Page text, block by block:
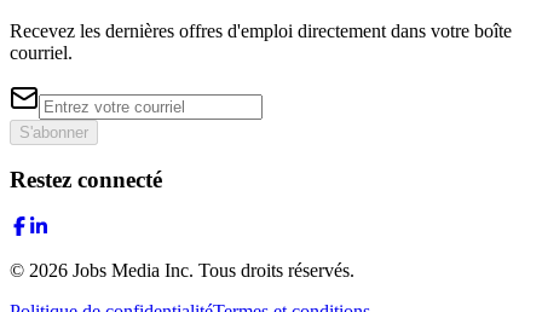
Recevez les dernières offres d'emploi directement dans votre boîte
courriel.
S'abonner
Restez connecté
© 2026 Jobs Media Inc. Tous droits réservés.